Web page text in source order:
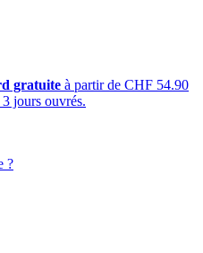
gratuite à partir de CHF 54.90
jours ouvrés.
?